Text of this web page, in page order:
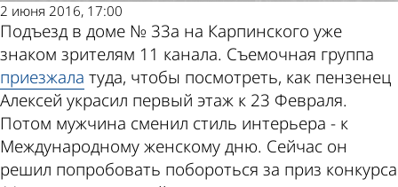
2 июня 2016, 17:00
Подъезд в доме № 33а на Карпинского уже
знаком зрителям 11 канала. Съемочная группа
приезжала туда, чтобы посмотреть, как пензенец
Алексей украсил первый этаж к 23 Февраля.
Потом мужчина сменил стиль интерьера - к
Международному женскому дню. Сейчас он
решил попробовать побороться за приз конкурса